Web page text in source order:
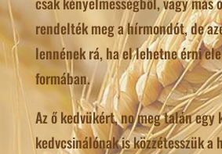
rendelték meg a hírmondót, de
lennének rá, ha el lehetne érni
formában.
Az ő kedvükért, no meg talán egy
kedvcsinálónak is közzétesszük a